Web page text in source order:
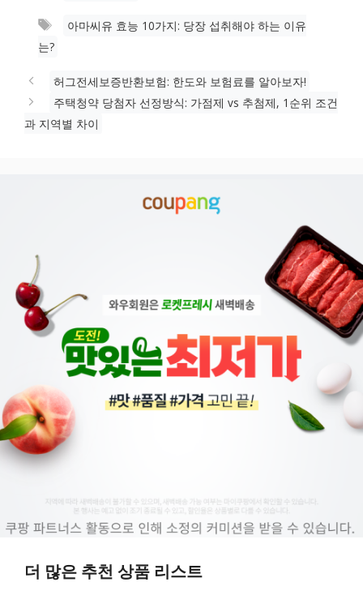
고
태
아마씨유 효능 10가지: 당장 섭취해야 하는 이유
는?
허그전세보증반환보험: 한도와 보험료를 알아보자!
주택청약 당첨자 선정방식: 가점제 vs 추첨제, 1순위 조건
과 지역별 차이
더 많은 추천 상품 리스트